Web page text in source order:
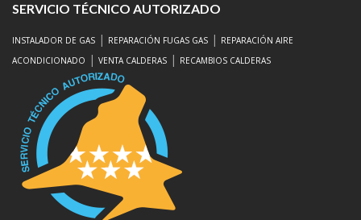
SERVICIO TÉCNICO AUTORIZADO
INSTALADOR DE GAS | REPARACIÓN FUGAS GAS | REPARACIÓN AIRE
ACONDICIONADO
| VENTA CALDERAS | RECAMBIOS CALDERAS